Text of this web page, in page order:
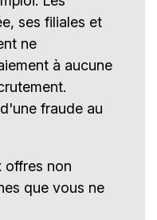
ses filiales et
ne
à aucune
fraude au
offres non
que vous ne